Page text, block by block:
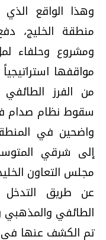
وهذا الواقع
منطقة الخليج،
ومشروع وحلفاء
مواقفها
من الفرز
سقوط نظام صدام
واضحين في
إلى شرقي
مجلس التعاون
عن طريق التدخل
الطائفي والمذهبي
تم الكشف عنها في